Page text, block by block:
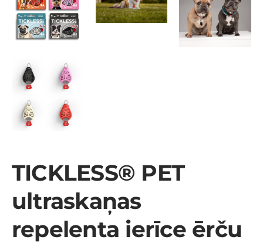
TICKLESS® PET
ultraskaņas
repelenta ierīce ērču